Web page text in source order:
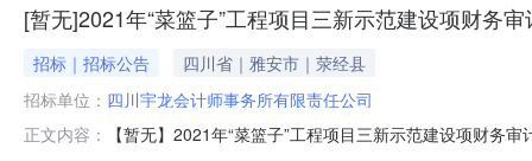
[暂无]2021年“菜篮子”工程项目三新示范建设项财务
招标｜招标公告
四川省｜雅安市｜荥经县
招标单位： 四川宇龙会计师事务所有限责任公司
正文内容：
【暂无】2021年“菜篮子”工程项目三新示范建设项财务